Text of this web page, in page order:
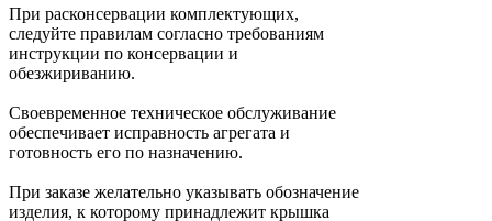
При расконсервации комплектующих,
следуйте правилам согласно требованиям
инструкции по консервации и
обезжириванию.
Своевременное техническое обслуживание
обеспечивает исправность агрегата и
готовность его по назначению.
При заказе желательно указывать обозначение
изделия, к которому принадлежит крышка